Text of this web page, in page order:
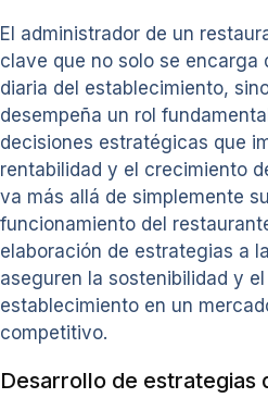
El administrador de un
clave que no solo se encarga
diaria del establecimiento,
desempeña un rol
decisiones estratégicas que
rentabilidad y el crecimiento
va más allá de simplemente
funcionamiento del
elaboración de estrategias a
aseguren la sostenibilidad y
establecimiento en un
competitivo.
Desarrollo de estrategias